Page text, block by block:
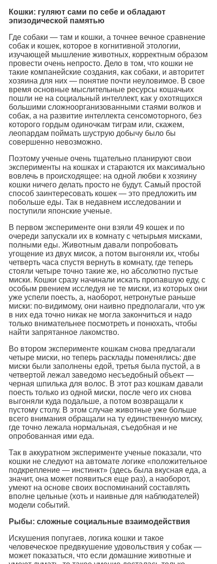
Кошки: гуляют сами по себе и обладают
эпизодической памятью
Где собаки — там и кошки, а точнее вечное сравнение
собак и кошек, которое в когнитивной этологии,
изучающей мышление животных, корректным образом
провести очень непросто. Дело в том, что кошки не
такие компанейские создания, как собаки, и авторитет
хозяина для них — понятие почти неуловимое. В свое
время основные мыслительные ресурсы кошачьих
пошли не на социальный интеллект, как у охотящихся
большими сложноорганизованными стаями волков и
собак, а на развитие интеллекта сенсомоторного, без
которого гордым одиночкам тиграм или, скажем,
леопардам поймать шуструю добычу было бы
совершенно невозможно.
Поэтому ученые очень тщательно планируют свои
эксперименты на кошках и стараются их максимально
вовлечь в происходящее: на одной любви к хозяину
кошки ничего делать просто не будут. Самый простой
способ заинтересовать кошек — это предложить им
побольше еды. Так в недавнем исследовании и
поступили японские ученые.
В первом эксперименте они взяли 49 кошек и по
очереди запускали их в комнату с четырьмя мисками,
полными еды. Животным давали попробовать
угощение из двух мисок, а потом выгоняли их, чтобы
четверть часа спустя вернуть в комнату, где теперь
стояли четыре точно такие же, но абсолютно пустые
миски. Кошки сразу начинали искать пропавшую еду, с
особым рвением исследуя не те миски, из которых они
уже успели поесть, а, наоборот, нетронутые раньше
миски: по-видимому, они наивно предполагали, что уж
в них еда точно никак не могла закончиться и надо
только внимательнее посмотреть и понюхать, чтобы
найти запрятанное лакомство.
Во втором эксперименте кошкам снова предлагали
четыре миски, но теперь расклады поменялись: две
миски были заполнены едой, третья была пустой, а в
четвертой лежал заведомо несъедобный объект —
черная шпилька для волос. В этот раз кошкам давали
поесть только из одной миски, после чего их снова
выгоняли куда подальше, а потом возвращали к
пустому столу. В этом случае животные уже больше
всего внимания обращали на ту единственную миску,
где точно лежала нормальная, съедобная и не
опробованная ими еда.
Так в аккуратном эксперименте ученые показали, что
кошки не следуют на автомате логике «положительное
подкрепление — инстинкт» (здесь была вкусная еда, а
значит, она может появиться еще раз), а наоборот,
умеют на основе своих воспоминаний составлять
вполне цельные (хоть и наивные для наблюдателей)
модели событий.
Рыбы: сложные социальные взаимодействия
Искушения попугаев, логика кошки и такое
человеческое предвкушение удовольствия у собак —
может показаться, что если домашние животные и